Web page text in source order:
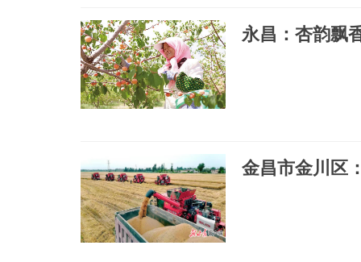
永昌：杏韵飘
金昌市金川区